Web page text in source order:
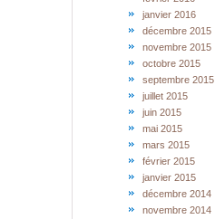
janvier 2016
décembre 2015
novembre 2015
octobre 2015
septembre 2015
juillet 2015
juin 2015
mai 2015
mars 2015
février 2015
janvier 2015
décembre 2014
novembre 2014